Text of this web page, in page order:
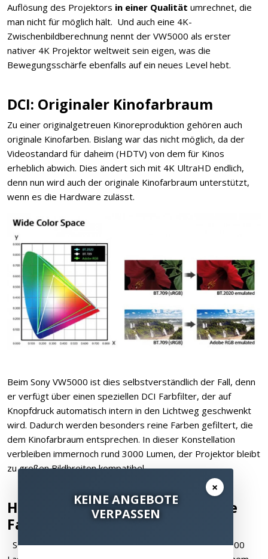
Auflösung des Projektors in einer Qualität umrechnet, die
man nicht für möglich hält. Und auch eine 4K-
Zwischenbildberechnung nennt der VW5000 als erster
nativer 4K Projektor weltweit sein eigen, was die
Bewegungsschärfe ebenfalls auf ein neues Level hebt.
DCI: Originaler Kinofarbraum
Zu einer originalgetreuen Kinoreproduktion gehören auch
originale Kinofarben. Bislang war das nicht möglich, da der
Videostandard für daheim (HDTV) von dem für Kinos
erheblich abwich. Dies ändert sich mit 4K UltraHD endlich,
denn nun wird auch der originale Kinofarbraum unterstützt,
wenn es die Hardware zulässt.
Beim Sony VW5000 ist dies selbstverständlich der Fall, denn
er verfügt über einen speziellen DCI Farbfilter, der auf
Knopfdruck automatisch intern in den Lichtweg geschwenkt
wird. Dadurch werden besonders reine Farben gefiltert, die
dem Kinofarbraum entsprechen. In dieser Konstellation
verbleiben immernoch rund 3000 Lumen, der Projektor bleibt
zu großen Bildbreiten kompatibel.
HEIMKINORAUM und Cine4Home
Fazit:
Sony hat nicht zuviel versprochen: Mit sagenhaften 5000
×
KEINE ANGEBOTE
VERPASSEN